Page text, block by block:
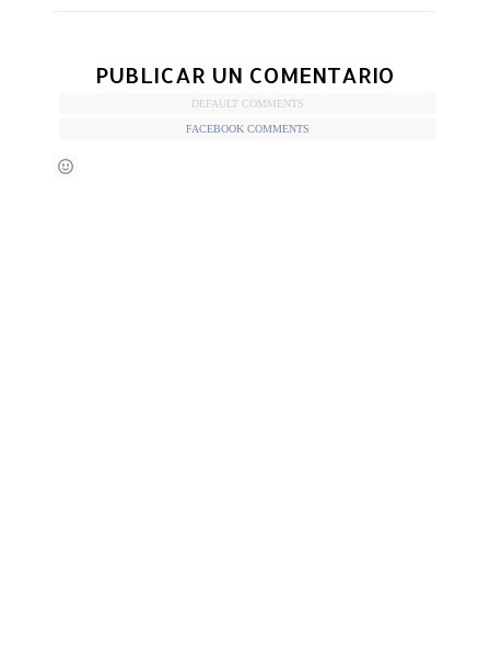
PUBLICAR UN COMENTARIO
DEFAULT COMMENTS
FACEBOOK COMMENTS